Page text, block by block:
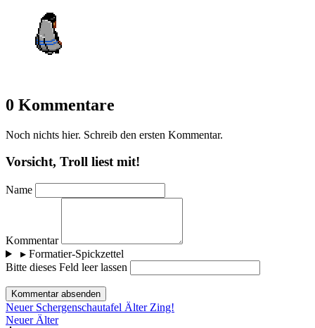
0 Kommentare
Noch nichts hier. Schreib den ersten Kommentar.
Vorsicht, Troll liest mit!
Name
Kommentar
▸Formatier-Spickzettel
Bitte dieses Feld leer lassen
Kommentar absenden
Neuer Schergenschautafel Älter Zing!
Neuer Älter